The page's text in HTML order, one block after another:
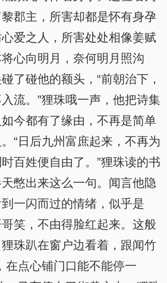
郡主，所害却都是怀有身孕
爱之人，所害处处相像姜赋
心向明月，奈何明月照沟
了碰他的额头，“前朝治下，
流。”狸珠哦一声，他把诗集
今都有了缘由，不再是简单
“日后九州富庶起来，不再为
百姓便自由了。”狸珠读的书
憋出来这么一句。闻言他隐
一闪而过的情绪，似乎是
笑，不由得脸红起来。这般
珠趴在窗户边看着，跟闻竹
在点心铺门口能不能停一